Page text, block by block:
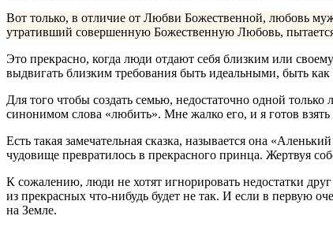
Вот только, в отличие от Любви Божественной, любовь
утративший совершенную Божественную Любовь, пытается
Это прекрасно, когда люди отдают себя близким или
выдвигать близким требования быть идеальными, быть
Для того чтобы создать семью, недостаточно одной
синонимом слова «любить». Мне жалко его, и я готов
Есть такая замечательная сказка, называется она
чудовище превратилось в прекрасного принца. Жертвуя
К сожалению, люди не хотят игнорировать недостатки
из прекрасных что-нибудь будет не так. И если в первую
на Земле.